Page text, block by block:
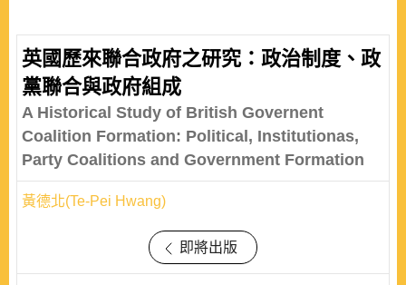
英國歷來聯合政府之研究：政治制度、政
黨聯合與政府組成
A Historical Study of British Governent
Coalition Formation: Political, Institutionas,
Party Coalitions and Government Formation
黃德北(Te-Pei Hwang)
即將出版